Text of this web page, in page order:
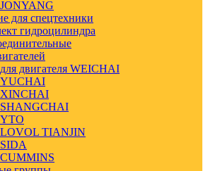
для спецтехники
гидроцилиндра
двигателя WEICHAI
YUCHAI
XINCHAI
SHANGCHAI
LOVOL TIANJIN
CUMMINS